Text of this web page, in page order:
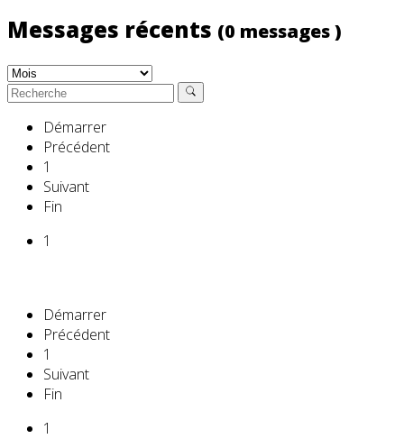
Messages récents (0 messages )
Démarrer
Précédent
1
Suivant
Fin
1
Démarrer
Précédent
1
Suivant
Fin
1